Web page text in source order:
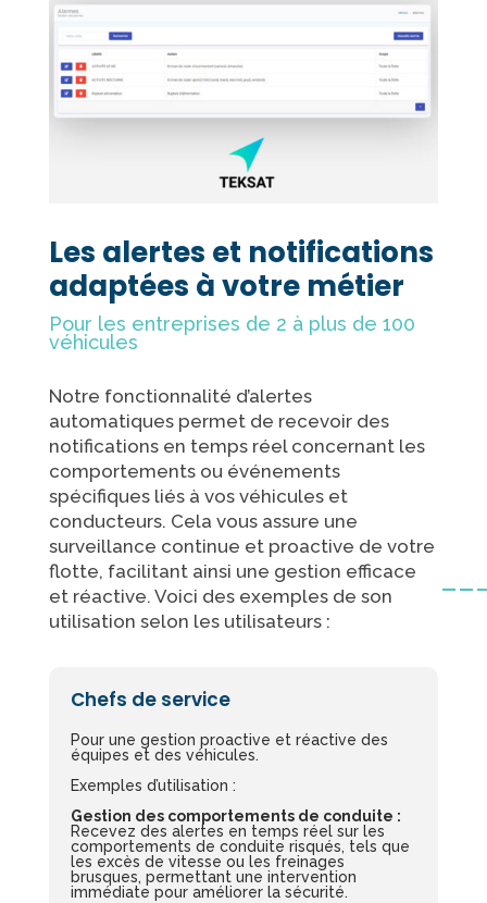
Les alertes et notifications
adaptées à votre métier
Pour les entreprises de 2 à plus de 100
véhicules
Notre fonctionnalité d’alertes
automatiques permet de recevoir des
notifications en temps réel concernant les
comportements ou événements
spécifiques liés à vos véhicules et
conducteurs. Cela vous assure une
surveillance continue et proactive de votre
flotte, facilitant ainsi une gestion efficace
et réactive. Voici des exemples de son
utilisation selon les utilisateurs :
Chefs de service
Pour une gestion proactive et réactive des
équipes et des véhicules.
Exemples d’utilisation :
Gestion des comportements de conduite :
Recevez des alertes en temps réel sur les
comportements de conduite risqués, tels que
les excès de vitesse ou les freinages
brusques, permettant une intervention
immédiate pour améliorer la sécurité.